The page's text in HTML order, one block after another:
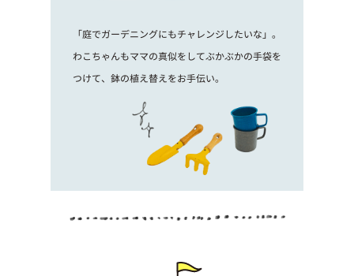
「庭でガーデニングにもチャレンジしたいな」。
わこちゃんもママの真似をしてぶかぶかの手袋を
つけて、鉢の植え替えをお手伝い。